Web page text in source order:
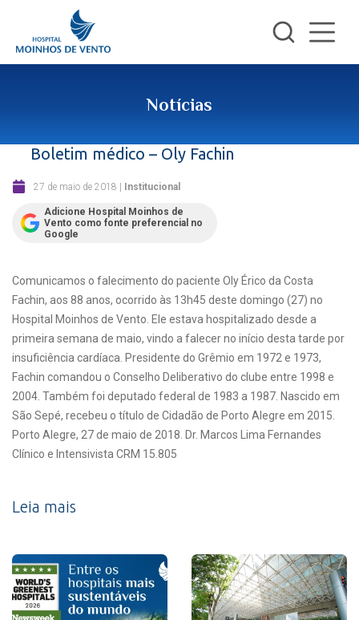
Notícias
Boletim médico – Oly Fachin
27 de maio de 2018 | Institucional
Adicione Hospital Moinhos de
Vento como fonte preferencial no
Google
Comunicamos o falecimento do paciente Oly Érico da Costa
Fachin, aos 88 anos, ocorrido às 13h45 deste domingo (27) no
Hospital Moinhos de Vento. Ele estava hospitalizado desde a
primeira semana de maio, vindo a falecer no início desta tarde por
insuficiência cardíaca. Presidente do Grêmio em 1972 e 1973,
Fachin comandou o Conselho Deliberativo do clube entre 1998 e
2004. Também foi deputado federal de 1983 a 1987. Nascido em
São Sepé, recebeu o título de Cidadão de Porto Alegre em 2015.
Porto Alegre, 27 de maio de 2018. Dr. Marcos Lima Fernandes
Clínico e Intensivista CRM 15.805
Leia mais